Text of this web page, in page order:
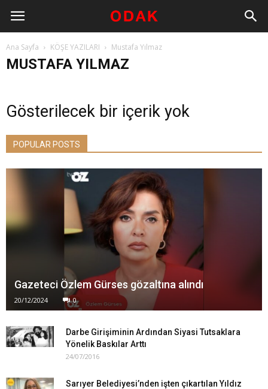
Ana Sayfa KÖŞE YAZILARI Mustafa Yılmaz
MUSTAFA YILMAZ
Gösterilecek bir içerik yok
POPULAR POSTS
Gazeteci Özlem Gürses gözaltına alındı
20/12/2024 0
Darbe Girişiminin Ardından Siyasi Tutsaklara
Yönelik Baskılar Arttı
24/07/2016
Sarıyer Belediyesi’nden işten çıkartılan Yıldız